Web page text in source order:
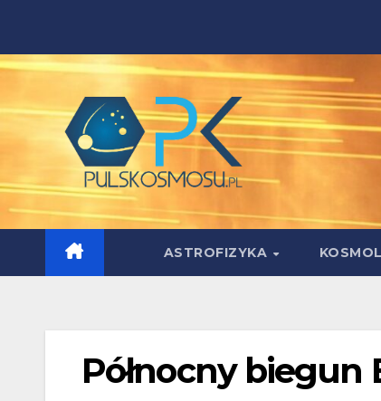
content
ASTROFIZYKA
Północny biegun